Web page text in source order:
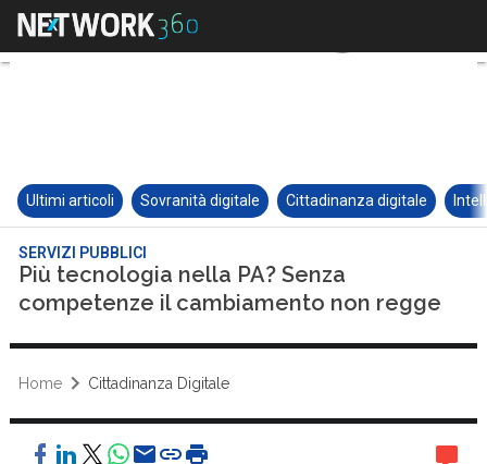
Ultimi articoli Sovranità digitale Cittadinanza digitale
SERVIZI PUBBLICI
Più tecnologia nella PA? Senza
competenze il cambiamento non regge
Home Cittadinanza Digitale